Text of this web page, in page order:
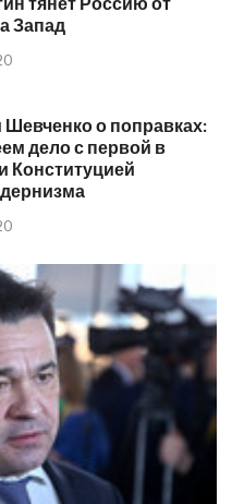
Запад
о поправках:
дело с первой в
Конституцией